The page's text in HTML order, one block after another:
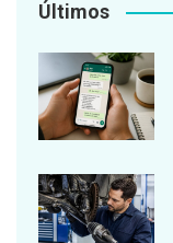
Últimos